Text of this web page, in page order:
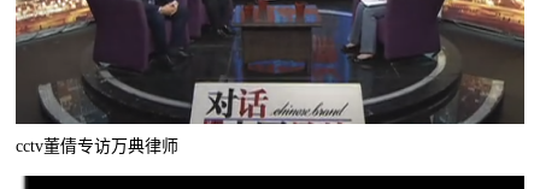
cctv董倩专访万典律师